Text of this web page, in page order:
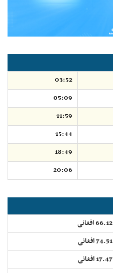
03:52
05:09
11:59
15:44
18:49
20:06
66.12 افغانی
74.51 افغانی
17.47 افغانی